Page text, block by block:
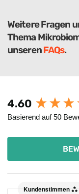
Weitere Fragen
Thema
unserenFAQs.
4.60
Basierend auf 50
Kundenstimmen
New content loaded